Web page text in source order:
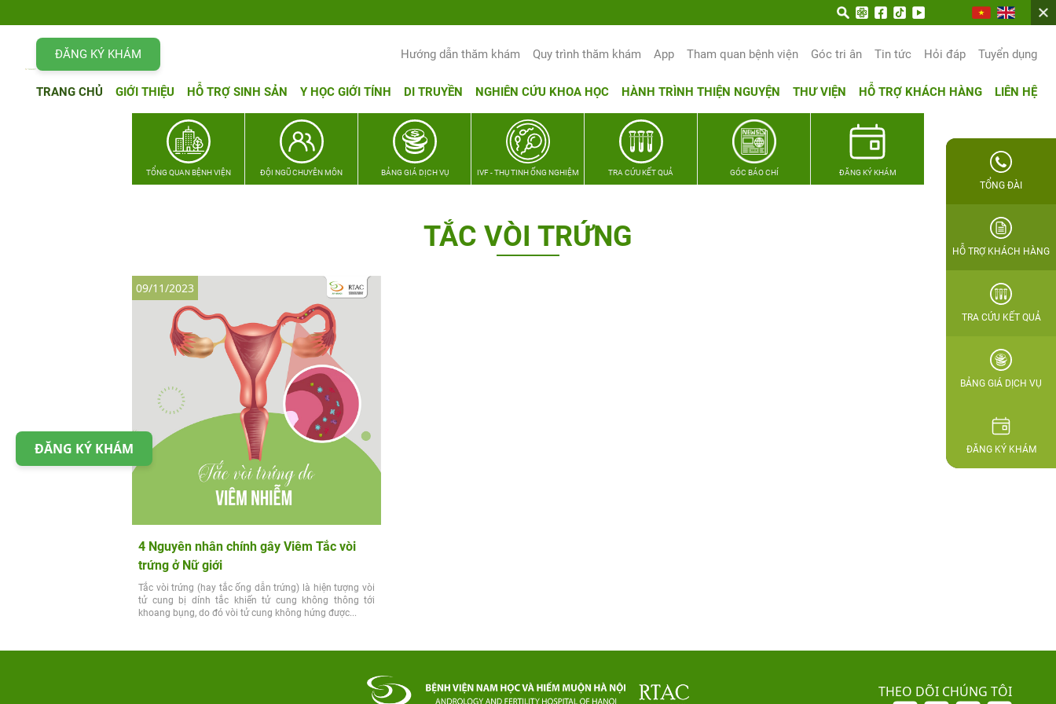
ĐĂNG KÝ KHÁM Hướng dẫn thăm khám Quy trình thăm khám App Tham quan bệnh viện Góc tri ân Tin tức Hỏi đáp Tuyển dụng
TRANG CHỦ GIỚI THIỆU HỖ TRỢ SINH SẢN Y HỌC GIỚI TÍNH DI TRUYỀN NGHIÊN CỨU KHOA HỌC HÀNH TRÌNH THIỆN NGUYỆN THƯ VIỆN HỖ TRỢ KHÁCH HÀNG LIÊN HỆ
TỔNG QUAN BỆNH VIỆN ĐỘI NGŨ CHUYÊN MÔN BẢNG GIÁ DỊCH VỤ IVF - THỤ TINH ỐNG NGHIỆM TRA CỨU KẾT QUẢ GÓC BÁO CHÍ ĐĂNG KÝ KHÁM
TẮC VÒI TRỨNG
4 Nguyên nhân chính gây Viêm Tắc vòi
trứng ở Nữ giới
Tắc vòi trứng (hay tắc ống dẫn trứng) là hiện tượng vòi
tử cung bị dính tắc khiến tử cung không thông tới
khoang bụng, do đó vòi tử cung không hứng được...
09/11/2023
THEO DÕI CHÚNG TÔI
TỔNG ĐÀI
HỖ TRỢ KHÁCH HÀNG
TRA CỨU KẾT QUẢ
BẢNG GIÁ DỊCH VỤ
ĐĂNG KÝ KHÁM
ĐĂNG KÝ KHÁM